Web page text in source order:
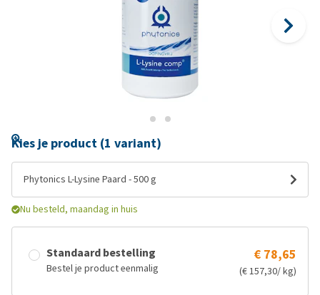
Kies je product (1 variant)
Phytonics L-Lysine Paard - 500 g
Nu besteld, maandag in huis
Standaard bestelling
Bestel je product eenmalig
€ 78,65
(€ 157,30/ kg)